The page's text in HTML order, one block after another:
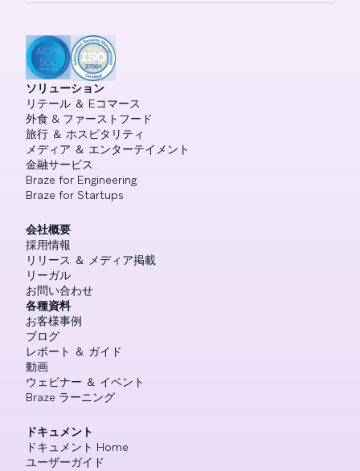
ソリューション
リテール ＆ Eコマース
外食 & ファーストフード
旅行 ＆ ホスピタリティ
メディア ＆ エンターテイメント
金融サービス
Braze for Engineering
Braze for Startups
会社概要
採用情報
リリース ＆ メディア掲載
リーガル
お問い合わせ
各種資料
お客様事例
ブログ
レポート ＆ ガイド
動画
ウェビナー ＆ イベント
Braze ラーニング
ドキュメント
ドキュメント Home
ユーザーガイド